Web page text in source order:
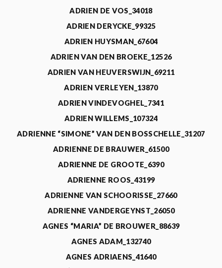
ADRIEN DE VOS_34018
ADRIEN DERYCKE_99325
ADRIEN HUYSMAN_67604
ADRIEN VAN DEN BROEKE_12526
ADRIEN VAN HEUVERSWIJN_69211
ADRIEN VERLEYEN_13870
ADRIEN VINDEVOGHEL_7341
ADRIEN WILLEMS_107324
ADRIENNE “SIMONE” VAN DEN BOSSCHELLE_31207
ADRIENNE DE BRAUWER_61500
ADRIENNE DE GROOTE_6390
ADRIENNE ROOS_43199
ADRIENNE VAN SCHOORISSE_27660
ADRIENNE VANDERGEYNST_26050
AGNES “MARIA” DE BROUWER_88639
AGNES ADAM_132740
AGNES ADRIAENS_41640